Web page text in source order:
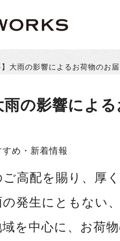
】大雨の影響によるお荷物のお
雨の影響によ
め・新着情報
高配を賜り、厚
発生にともない
を中心に、お荷